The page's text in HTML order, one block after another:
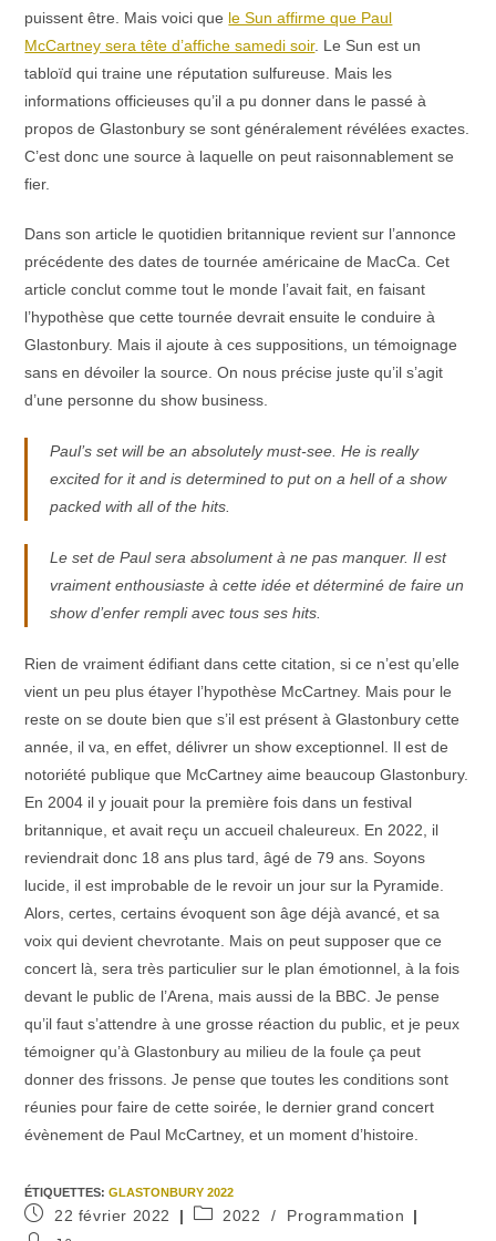
puissent être. Mais voici que le Sun affirme que Paul
McCartney sera tête d’affiche samedi soir. Le Sun est un
tabloïd qui traine une réputation sulfureuse. Mais les
informations officieuses qu’il a pu donner dans le passé à
propos de Glastonbury se sont généralement révélées exactes.
C’est donc une source à laquelle on peut raisonnablement se
fier.
Dans son article le quotidien britannique revient sur l’annonce
précédente des dates de tournée américaine de MacCa. Cet
article conclut comme tout le monde l’avait fait, en faisant
l’hypothèse que cette tournée devrait ensuite le conduire à
Glastonbury. Mais il ajoute à ces suppositions, un témoignage
sans en dévoiler la source. On nous précise juste qu’il s’agit
d’une personne du show business.
Paul’s set will be an absolutely must-see. He is really
excited for it and is determined to put on a hell of a show
packed with all of the hits.
Le set de Paul sera absolument à ne pas manquer. Il est
vraiment enthousiaste à cette idée et déterminé de faire un
show d’enfer rempli avec tous ses hits.
Rien de vraiment édifiant dans cette citation, si ce n’est qu’elle
vient un peu plus étayer l’hypothèse McCartney. Mais pour le
reste on se doute bien que s’il est présent à Glastonbury cette
année, il va, en effet, délivrer un show exceptionnel. Il est de
notoriété publique que McCartney aime beaucoup Glastonbury.
En 2004 il y jouait pour la première fois dans un festival
britannique, et avait reçu un accueil chaleureux. En 2022, il
reviendrait donc 18 ans plus tard, âgé de 79 ans. Soyons
lucide, il est improbable de le revoir un jour sur la Pyramide.
Alors, certes, certains évoquent son âge déjà avancé, et sa
voix qui devient chevrotante. Mais on peut supposer que ce
concert là, sera très particulier sur le plan émotionnel, à la fois
devant le public de l’Arena, mais aussi de la BBC. Je pense
qu’il faut s’attendre à une grosse réaction du public, et je peux
témoigner qu’à Glastonbury au milieu de la foule ça peut
donner des frissons. Je pense que toutes les conditions sont
réunies pour faire de cette soirée, le dernier grand concert
évènement de Paul McCartney, et un moment d’histoire.
ÉTIQUETTES:GLASTONBURY 2022
Publication
publiée :
22 février 2022
Post2022 /
Programmation